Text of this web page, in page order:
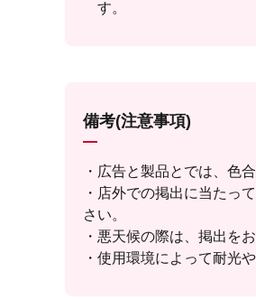
す。
備考(注意事項)
・広告と製品とでは、色
・店外での掲出に当たっ
さい。
・悪天候の際は、掲出を
・使用環境によって耐光